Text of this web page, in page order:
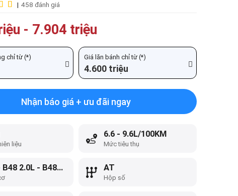
| 458 đánh giá
- 7.904 triệu
chỉ từ (*) Giá lăn bánh chỉ từ (*)
4.600 triệu
Nhận báo giá + ưu đãi ngay
liệu Mức tiêu thụ
6.6 - 9.6L/100KM
B48 - B48 2.0L - B48 3.0
Hộp số
AT